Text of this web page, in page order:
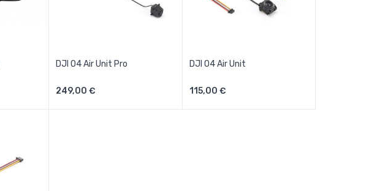
DJI O4 Air Unit Pro
249,00 €
DJI O4 Air Unit
115,00 €